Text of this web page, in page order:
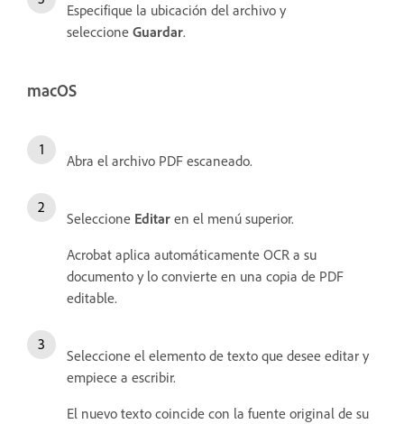
Especifique la ubicación del archivo y
seleccione Guardar.
macOS
Abra el archivo PDF escaneado.
Seleccione Editar en el menú superior.
Acrobat aplica automáticamente OCR a su
documento y lo convierte en una copia de PDF
editable.
Seleccione el elemento de texto que desee editar y
empiece a escribir.
El nuevo texto coincide con la fuente original de su